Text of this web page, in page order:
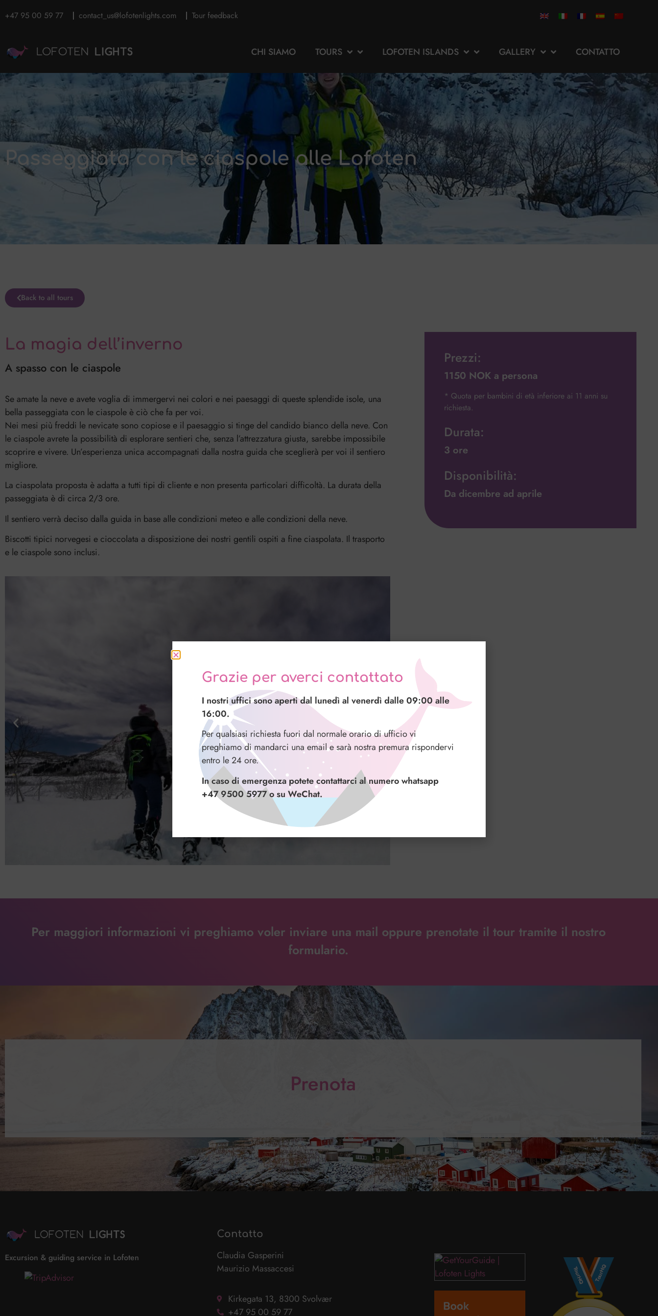
+47 95 00 59 77 contact_us@lofotenlights.com Tour feedback
CHI SIAMO TOURS LOFOTEN ISLANDS GALLERY CONTATTO
Passeggiata con le ciaspole alle Lofoten
Back to all tours
La magia dell’inverno
A spasso con le ciaspole
Se amate la neve e avete voglia di immergervi nei colori e nei paesaggi di queste splendide isole, una
bella passeggiata con le ciaspole è ciò che fa per voi.
Nei mesi più freddi le nevicate sono copiose e il paesaggio si tinge del candido bianco della neve. Con
le ciaspole avrete la possibilità di esplorare sentieri che, senza l’attrezzatura giusta, sarebbe impossibile
scoprire e vivere. Un’esperienza unica accompagnati dalla nostra guida che sceglierà per voi il sentiero
migliore.
La ciaspolata proposta è adatta a tutti tipi di cliente e non presenta particolari difficoltà. La durata della
passeggiata è di circa 2/3 ore.
Il sentiero verrà deciso dalla guida in base alle condizioni meteo e alle condizioni della neve.
Biscotti tipici norvegesi e cioccolata a disposizione dei nostri gentili ospiti a fine ciaspolata. Il trasporto
e le ciaspole sono inclusi.
Prezzi:
1150 NOK a persona
* Quota per bambini di età inferiore ai 11 anni su
richiesta.
Durata:
3 ore
Disponibilità:
Da dicembre ad aprile
Per maggiori informazioni vi preghiamo voler inviare una mail oppure prenotate il tour tramite il nostro
formulario.
Prenota
Excursion & guiding service in Lofoten
Contatto
Claudia Gasperini
Maurizio Massaccesi
Kirkegata 13, 8300 Svolvær
+47 95 00 59 77
Grazie per averci contattato
I nostri uffici sono aperti dal lunedì al venerdì dalle 09:00 alle
16:00.
Per qualsiasi richiesta fuori dal normale orario di ufficio vi
preghiamo di mandarci una email e sarà nostra premura rispondervi
entro le 24 ore.
In caso di emergenza potete contattarci al numero whatsapp
+47 9500 5977 o su WeChat.